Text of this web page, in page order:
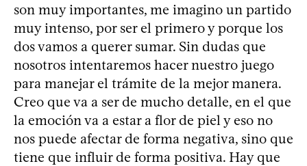
son muy importantes, me imagino un partido
muy intenso, por ser el primero y porque los
dos vamos a querer sumar. Sin dudas que
nosotros intentaremos hacer nuestro juego
para manejar el trámite de la mejor manera.
Creo que va a ser de mucho detalle, en el que
la emoción va a estar a flor de piel y eso no
nos puede afectar de forma negativa, sino que
tiene que influir de forma positiva. Hay que